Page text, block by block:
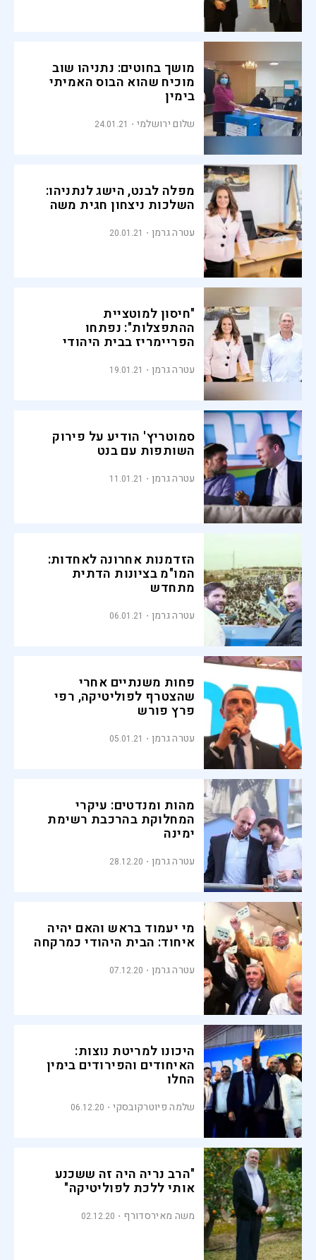
מושך בחוטים: נתניהו שוב
מוכיח שהוא הבוס האמיתי
בימין
שלום ירושלמי 24.01.21
מפלה לבנט, הישג לנתניהו:
השלכות ניצחון חגית משה
עטרה גרמן 20.01.21
"חיסון למוטציית
ההתפצלות": נפתחו
הפריימריז בבית היהודי
עטרה גרמן 19.01.21
סמוטריץ' הודיע על פירוק
השותפות עם בנט
עטרה גרמן 11.01.21
הזדמנות אחרונה לאחדות:
המו"מ בציונות הדתית
מתחדש
עטרה גרמן 06.01.21
פחות משנתיים אחרי
שהצטרף לפוליטיקה, רפי
פרץ פורש
עטרה גרמן 05.01.21
מהות ומנדטים: עיקרי
המחלוקת בהרכבת רשימת
ימינה
עטרה גרמן 28.12.20
מי יעמוד בראש והאם יהיה
איחוד: הבית היהודי כמרקחה
עטרה גרמן 07.12.20
היכונו למריטת נוצות:
האיחודים והפירודים בימין
החלו
שלמה פיוטרקובסקי 06.12.20
"הרב נריה היה זה ששכנע
אותי ללכת לפוליטיקה"
משה מאירסדורף 02.12.20